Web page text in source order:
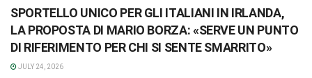
SPORTELLO UNICO PER GLI ITALIANI IN IRLANDA,
LA PROPOSTA DI MARIO BORZA: «SERVE UN PUNTO
DI RIFERIMENTO PER CHI SI SENTE SMARRITO»
JULY 24, 2026